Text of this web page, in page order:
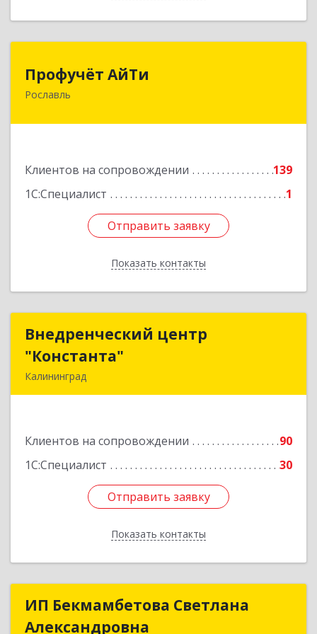
Профучёт АйТи
Рославль
Клиентов на сопровождении
139
1С:Специалист
1
Отправить заявку
Показать контакты
216500, Смоленская обл, Рославльский р-н,
Отправить заявку
Назад
Внедренческий центр
"Константа"
Калининград
Клиентов на сопровождении
90
1С:Специалист
30
Отправить заявку
Показать контакты
Внедренческий центр
Подробнее
Отправить заявку
Назад
ИП Бекмамбетова Светлана
Александровна
ИП Бекмамбетова Светлана